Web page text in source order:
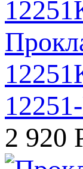
2 920